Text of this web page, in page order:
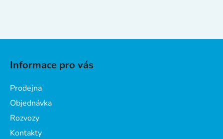
Informace pro vás
Prodejna
Objednávka
Rozvozy
Kontakty